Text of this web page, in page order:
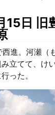
15日 旧
進。河瀬（
立てて、け
った。